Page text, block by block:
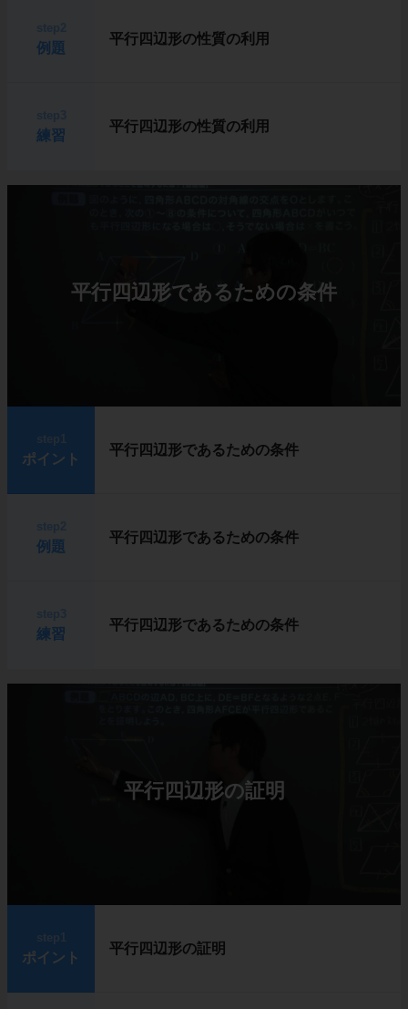
例題
平行四辺形の性質の利用
練習
平行四辺形の性質の利用
平行四辺形であるための条件
ポイント
平行四辺形であるための条件
例題
平行四辺形であるための条件
練習
平行四辺形であるための条件
平行四辺形の証明
ポイント
平行四辺形の証明